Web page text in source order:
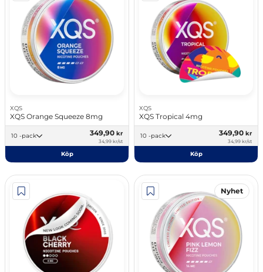
XQS
XQS Orange Squeeze 8mg
10 -pack 349,90 kr
34,99 kr/st
Köp
XQS
XQS Tropical 4mg
10 -pack 349,90 kr
34,99 kr/st
Köp
Nyhet